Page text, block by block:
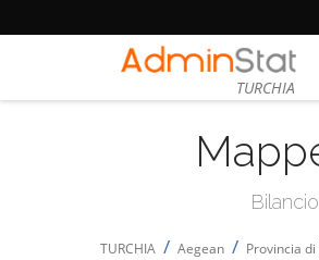
TURCHIA
TURCHIA / Aegean / Provincia